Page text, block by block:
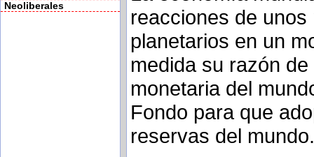
Neoliberales
reacciones de
planetarios en un
medida su razón
monetaria del
Fondo para que
reservas del mundo.